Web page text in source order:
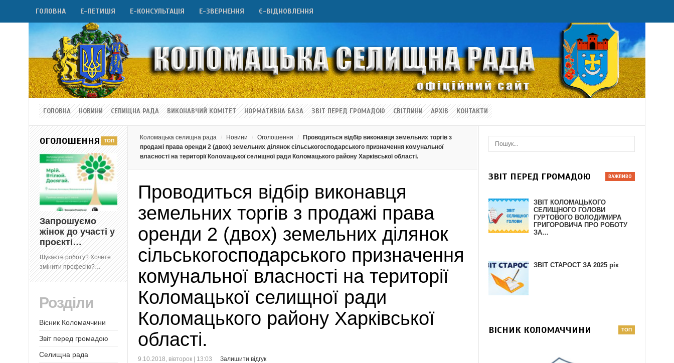
ГОЛОВНА Е-ПЕТИЦІЯ Е-КОНСУЛЬТАЦІЯ Е-ЗВЕРНЕННЯ Є-ВІДНОВЛЕННЯ
ГОЛОВНА НОВИНИ СЕЛИЩНА РАДА ВИКОНАВЧИЙ КОМІТЕТ НОРМАТИВНА БАЗА ЗВІТ ПЕРЕД ГРОМАДОЮ СВІТЛИНИ АРХІВ КОНТАКТИ
Коломацька селищна рада Новини Оголошення
Проводиться відбір виконавця земельних торгів з
продажі права оренди 2 (двох) земельних ділянок сільськогосподарського призначення комунальної
власності на території Коломацької селищної ради Коломацького району Харківської області.
Проводиться відбір виконавця
земельних торгів з продажі права
оренди 2 (двох) земельних ділянок
сільськогосподарського призначення
комунальної власності на території
Коломацької селищної ради
Коломацького району Харківської
області.
9.10.2018, вівторок | 13:03 Залишити відгук
ОГОЛОШЕННЯ
Запрошуємо
жінок до участі у
проєкті…
Шукаєте роботу? Хочете
змінити професію?…
Розділи
Вісник Коломаччини
Звіт перед громадою
Селищна рада
ЗВІТ ПЕРЕД ГРОМАДОЮ
ЗВІТ КОЛОМАЦЬКОГО
СЕЛИЩНОГО ГОЛОВИ
ГУРТОВОГО ВОЛОДИМИРА
ГРИГОРОВИЧА ПРО РОБОТУ
ЗА…
ЗВІТ СТАРОСТ ЗА 2025 рік
ВІСНИК КОЛОМАЧЧИНИ